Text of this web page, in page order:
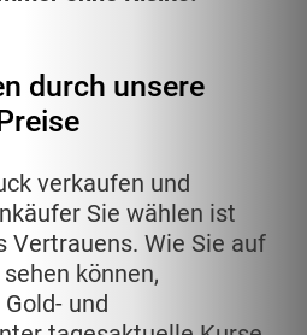
durch unsere
verkaufen und
Sie wählen ist
Vertrauens. Wie Sie auf
können,
und